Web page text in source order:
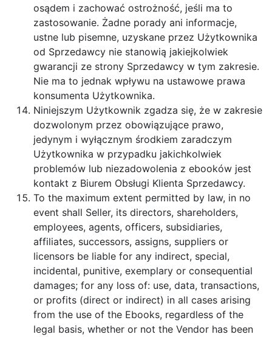
osądem i zachować ostrożność, jeśli ma to
zastosowanie. Żadne porady ani informacje,
ustne lub pisemne, uzyskane przez Użytkownika
od Sprzedawcy nie stanowią jakiejkolwiek
gwarancji ze strony Sprzedawcy w tym zakresie.
Nie ma to jednak wpływu na ustawowe prawa
konsumenta Użytkownika.
Niniejszym Użytkownik zgadza się, że w zakresie
dozwolonym przez obowiązujące prawo,
jedynym i wyłącznym środkiem zaradczym
Użytkownika w przypadku jakichkolwiek
problemów lub niezadowolenia z ebooków jest
kontakt z Biurem Obsługi Klienta Sprzedawcy.
To the maximum extent permitted by law, in no
event shall Seller, its directors, shareholders,
employees, agents, officers, subsidiaries,
affiliates, successors, assigns, suppliers or
licensors be liable for any indirect, special,
incidental, punitive, exemplary or consequential
damages; for any loss of: use, data, transactions,
or profits (direct or indirect) in all cases arising
from the use of the Ebooks, regardless of the
legal basis, whether or not the Vendor has been